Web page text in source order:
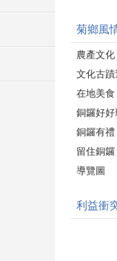
菊鄉風
農產文化
文化古蹟
在地美食
銅鑼好好
銅鑼有禮
留住銅鑼
導覽圖
利益衝